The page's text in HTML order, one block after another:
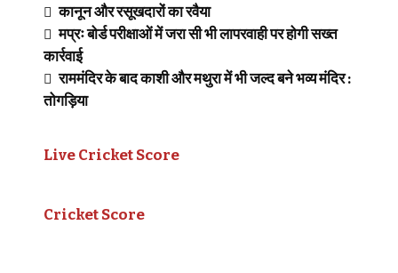
कानून और रसूखदारों का रवैया
मप्रः बोर्ड परीक्षाओं में जरा सी भी लापरवाही पर होगी सख्त
कार्रवाई
राममंदिर के बाद काशी और मथुरा में भी जल्द बने भव्य मंदिर :
तोगड़िया
Live Cricket Score
Cricket Score